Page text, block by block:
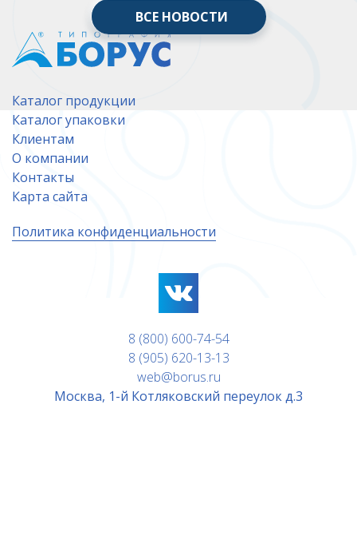
ВСЕ НОВОСТИ
Каталог продукции
Каталог упаковки
Клиентам
О компании
Контакты
Карта сайта
Политика конфиденциальности
8 (800) 600-74-54
8 (905) 620-13-13
web@borus.ru
Москва, 1-й Котляковский переулок д.3